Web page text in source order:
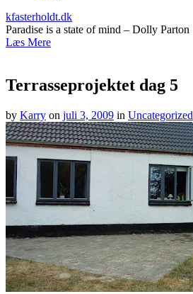
kfasterholdt.dk
Paradise is a state of mind – Dolly Parton
Læs Mere
Terrasseprojektet dag 5
by Karry on juli 3, 2009 in Uncategorized